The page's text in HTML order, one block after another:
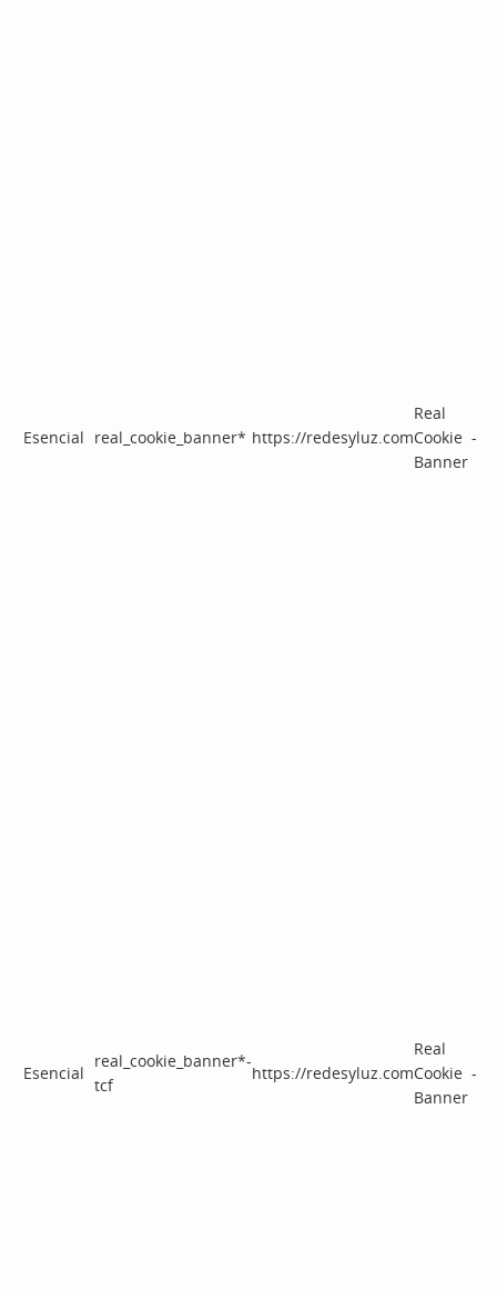
Esencial real_cookie_banner* https://redesyluz.com
Real
Cookie
Banner
-
Esencial
real_cookie_banner*-
tcf
https://redesyluz.com
Real
Cookie
Banner
-